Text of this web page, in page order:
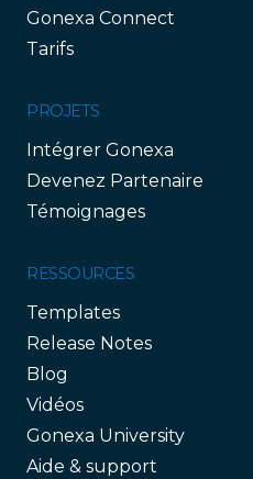
Gonexa Connect
Tarifs
PROJETS
Intégrer Gonexa
Devenez Partenaire
Témoignages
RESSOURCES
Templates
Release Notes
Blog
Vidéos
Gonexa University
Aide & support